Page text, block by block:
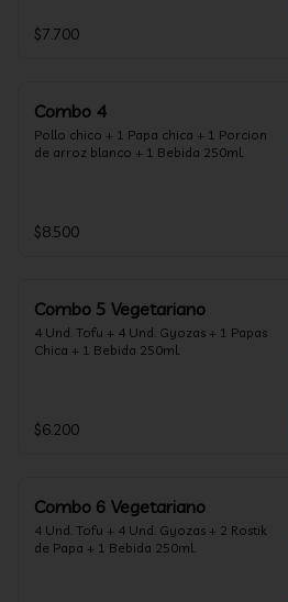
$7.700
Combo 4
Pollo chico + 1 Papa chica + 1 Porcion
de arroz blanco + 1 Bebida 250ml.
$8.500
Combo 5 Vegetariano
4 Und. Tofu + 4 Und. Gyozas + 1 Papas
Chica + 1 Bebida 250ml.
$6.200
Combo 6 Vegetariano
4 Und. Tofu + 4 Und. Gyozas + 2 Rostik
de Papa + 1 Bebida 250ml.